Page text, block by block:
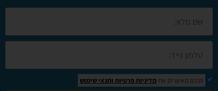
הנכם מאשרים את מדיניות פרטיות ותנאי שימוש